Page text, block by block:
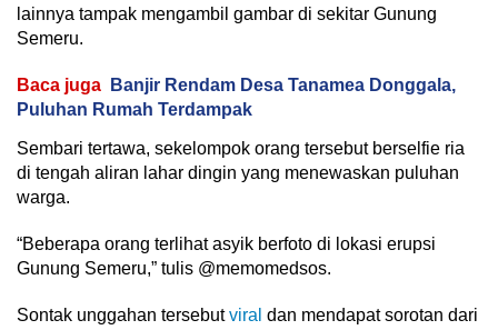
lainnya tampak mengambil gambar di sekitar Gunung
Semeru.
Baca juga
Banjir Rendam Desa Tanamea Donggala,
Puluhan Rumah Terdampak
Sembari tertawa, sekelompok orang tersebut berselfie ria
di tengah aliran lahar dingin yang menewaskan puluhan
warga.
“Beberapa orang terlihat asyik berfoto di lokasi erupsi
Gunung Semeru,” tulis @memomedsos.
Sontak unggahan tersebutviral dan mendapat sorotan dari